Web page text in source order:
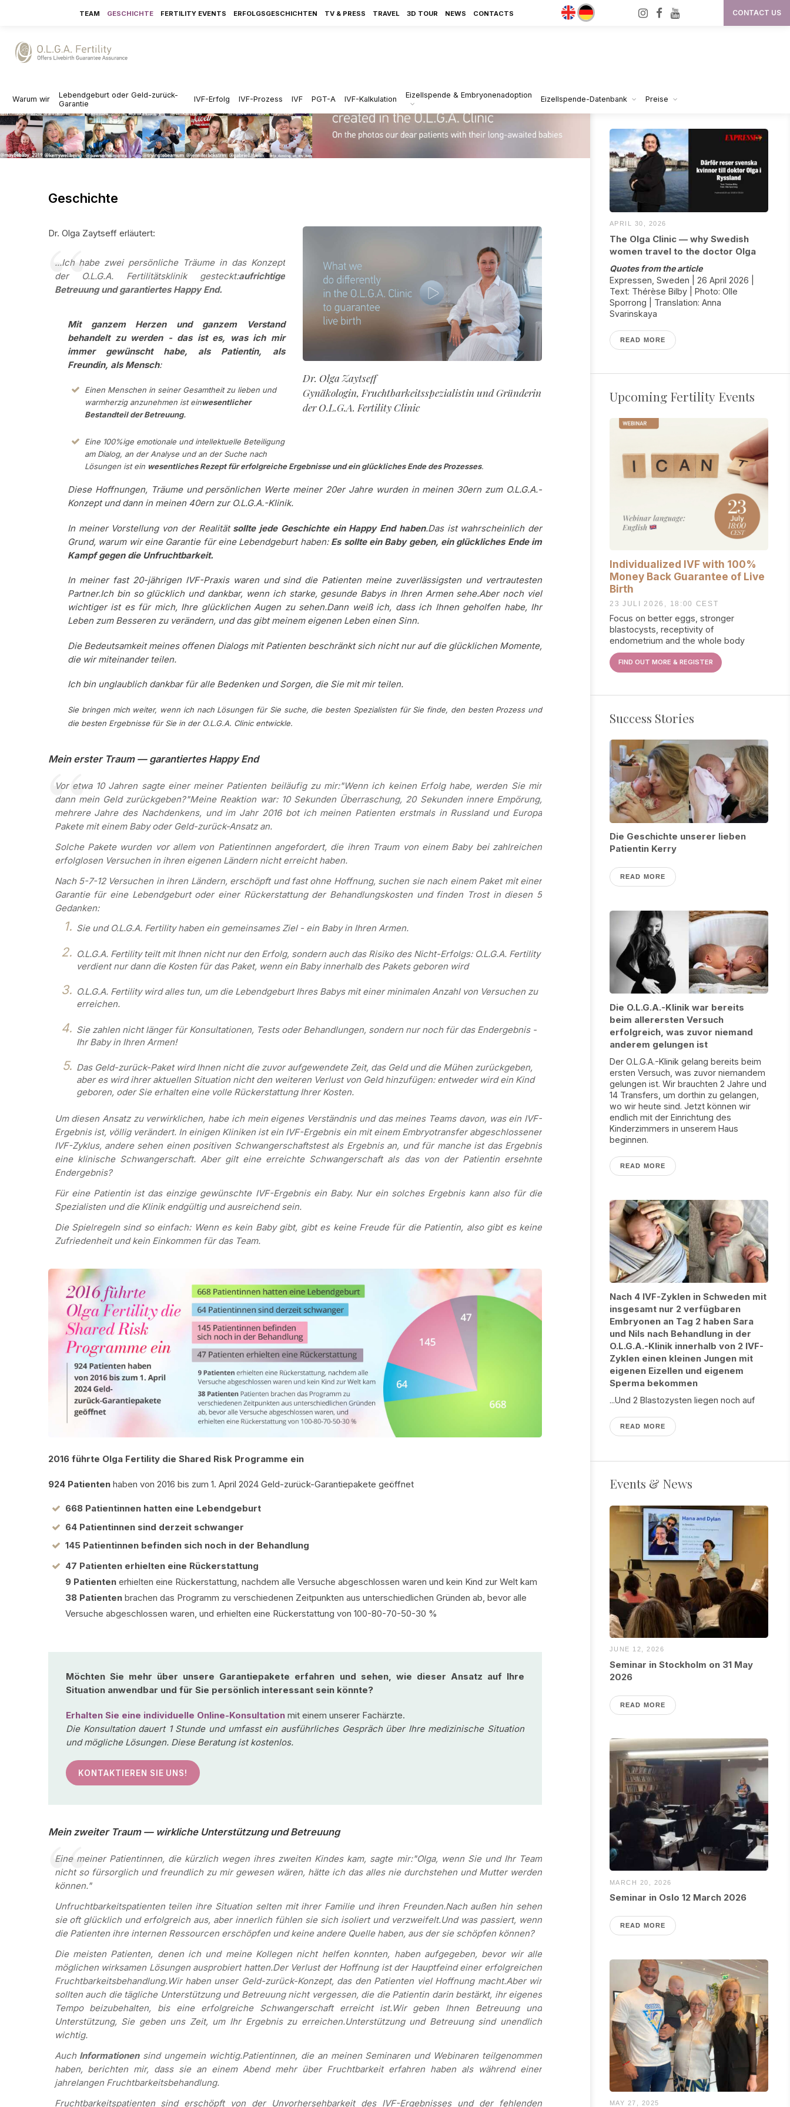
CONTACT US
I
m
F
TEAM GESCHICHTE FERTILITY EVENTS ERFOLGSGESCHICHTEN TV & PRESS TRAVEL 3D TOUR NEWS CONTACTS
Warum wir
Lebendgeburt oder Geld-zurück-
Garantie
IVF-Erfolg IVF-Prozess IVF PGT-A IVF-Kalkulation Eizellspende & Embryonenadoption Eizellspende-Datenbank Preise
Geschichte
Dr. Olga Zaytseff
Gynäkologin, Fruchtbarkeitsspezialistin und Gründerin
der O.L.G.A. Fertility Clinic
Dr. Olga Zaytseff erläutert:
...Ich habe zwei persönliche Träume in das Konzept
der O.L.G.A. Fertilitätsklinik gesteckt:aufrichtige
Betreuung und garantiertes Happy End.
Mit ganzem Herzen und ganzem Verstand
behandelt zu werden - das ist es, was ich mir
immer gewünscht habe, als Patientin, als
Freundin, als Mensch:
Einen Menschen in seiner Gesamtheit zu lieben und
warmherzig anzunehmen ist einwesentlicher
Bestandteil der Betreuung.
Eine 100%ige emotionale und intellektuelle Beteiligung
am Dialog, an der Analyse und an der Suche nach
Lösungen ist ein wesentliches Rezept für erfolgreiche Ergebnisse und ein glückliches Ende des Prozesses.
Diese Hoffnungen, Träume und persönlichen Werte meiner 20er Jahre wurden in meinen 30ern zum O.L.G.A.-
Konzept und dann in meinen 40ern zur O.L.G.A.-Klinik.
In meiner Vorstellung von der Realität sollte jede Geschichte ein Happy End haben.Das ist wahrscheinlich der
Grund, warum wir eine Garantie für eine Lebendgeburt haben: Es sollte ein Baby geben, ein glückliches Ende im
Kampf gegen die Unfruchtbarkeit.
In meiner fast 20-jährigen IVF-Praxis waren und sind die Patienten meine zuverlässigsten und vertrautesten
Partner.Ich bin so glücklich und dankbar, wenn ich starke, gesunde Babys in Ihren Armen sehe.Aber noch viel
wichtiger ist es für mich, Ihre glücklichen Augen zu sehen.Dann weiß ich, dass ich Ihnen geholfen habe, Ihr
Leben zum Besseren zu verändern, und das gibt meinem eigenen Leben einen Sinn.
Die Bedeutsamkeit meines offenen Dialogs mit Patienten beschränkt sich nicht nur auf die glücklichen Momente,
die wir miteinander teilen.
Ich bin unglaublich dankbar für alle Bedenken und Sorgen, die Sie mit mir teilen.
Sie bringen mich weiter, wenn ich nach Lösungen für Sie suche, die besten Spezialisten für Sie finde, den besten Prozess und
die besten Ergebnisse für Sie in der O.L.G.A. Clinic entwickle.
Mein erster Traum — garantiertes Happy End
Vor etwa 10 Jahren sagte einer meiner Patienten beiläufig zu mir:"Wenn ich keinen Erfolg habe, werden Sie mir
dann mein Geld zurückgeben?"Meine Reaktion war: 10 Sekunden Überraschung, 20 Sekunden innere Empörung,
mehrere Jahre des Nachdenkens, und im Jahr 2016 bot ich meinen Patienten erstmals in Russland und Europa
Pakete mit einem Baby oder Geld-zurück-Ansatz an.
Solche Pakete wurden vor allem von Patientinnen angefordert, die ihren Traum von einem Baby bei zahlreichen
erfolglosen Versuchen in ihren eigenen Ländern nicht erreicht haben.
Nach 5-7-12 Versuchen in ihren Ländern, erschöpft und fast ohne Hoffnung, suchen sie nach einem Paket mit einer
Garantie für eine Lebendgeburt oder einer Rückerstattung der Behandlungskosten und finden Trost in diesen 5
Gedanken:
Sie und O.L.G.A. Fertility haben ein gemeinsames Ziel - ein Baby in Ihren Armen.
O.L.G.A. Fertility teilt mit Ihnen nicht nur den Erfolg, sondern auch das Risiko des Nicht-Erfolgs: O.L.G.A. Fertility
verdient nur dann die Kosten für das Paket, wenn ein Baby innerhalb des Pakets geboren wird
O.L.G.A. Fertility wird alles tun, um die Lebendgeburt Ihres Babys mit einer minimalen Anzahl von Versuchen zu
erreichen.
Sie zahlen nicht länger für Konsultationen, Tests oder Behandlungen, sondern nur noch für das Endergebnis -
Ihr Baby in Ihren Armen!
Das Geld-zurück-Paket wird Ihnen nicht die zuvor aufgewendete Zeit, das Geld und die Mühen zurückgeben,
aber es wird ihrer aktuellen Situation nicht den weiteren Verlust von Geld hinzufügen: entweder wird ein Kind
geboren, oder Sie erhalten eine volle Rückerstattung Ihrer Kosten.
Um diesen Ansatz zu verwirklichen, habe ich mein eigenes Verständnis und das meines Teams davon, was ein IVF-
Ergebnis ist, völlig verändert. In einigen Kliniken ist ein IVF-Ergebnis ein mit einem Embryotransfer abgeschlossener
IVF-Zyklus, andere sehen einen positiven Schwangerschaftstest als Ergebnis an, und für manche ist das Ergebnis
eine klinische Schwangerschaft. Aber gilt eine erreichte Schwangerschaft als das von der Patientin ersehnte
Endergebnis?
Für eine Patientin ist das einzige gewünschte IVF-Ergebnis ein Baby. Nur ein solches Ergebnis kann also für die
Spezialisten und die Klinik endgültig und ausreichend sein.
Die Spielregeln sind so einfach: Wenn es kein Baby gibt, gibt es keine Freude für die Patientin, also gibt es keine
Zufriedenheit und kein Einkommen für das Team.
2016 führte Olga Fertility die Shared Risk Programme ein
924 Patienten haben von 2016 bis zum 1. April 2024 Geld-zurück-Garantiepakete geöffnet
668 Patientinnen hatten eine Lebendgeburt
64 Patientinnen sind derzeit schwanger
145 Patientinnen befinden sich noch in der Behandlung
47 Patienten erhielten eine Rückerstattung
9 Patientenerhielten eine Rückerstattung, nachdem alle Versuche abgeschlossen waren und kein Kind zur Welt kam
38 Patientenbrachen das Programm zu verschiedenen Zeitpunkten aus unterschiedlichen Gründen ab, bevor alle
Versuche abgeschlossen waren, und erhielten eine Rückerstattung von 100-80-70-50-30 %
Möchten Sie mehr über unsere Garantiepakete erfahren und sehen, wie dieser Ansatz auf Ihre
Situation anwendbar und für Sie persönlich interessant sein könnte?
Erhalten Sie eine individuelle Online-Konsultation mit einem unserer Fachärzte.
Die Konsultation dauert 1 Stunde und umfasst ein ausführliches Gespräch über Ihre medizinische Situation
und mögliche Lösungen. Diese Beratung ist kostenlos.
KONTAKTIEREN SIE UNS!
Mein zweiter Traum — wirkliche Unterstützung und Betreuung
Eine meiner Patientinnen, die kürzlich wegen ihres zweiten Kindes kam, sagte mir:"Olga, wenn Sie und Ihr Team
nicht so fürsorglich und freundlich zu mir gewesen wären, hätte ich das alles nie durchstehen und Mutter werden
können."
Unfruchtbarkeitspatienten teilen ihre Situation selten mit ihrer Familie und ihren Freunden.Nach außen hin sehen
sie oft glücklich und erfolgreich aus, aber innerlich fühlen sie sich isoliert und verzweifelt.Und was passiert, wenn
die Patienten ihre internen Ressourcen erschöpfen und keine andere Quelle haben, aus der sie schöpfen können?
Die meisten Patienten, denen ich und meine Kollegen nicht helfen konnten, haben aufgegeben, bevor wir alle
möglichen wirksamen Lösungen ausprobiert hatten.Der Verlust der Hoffnung ist der Hauptfeind einer erfolgreichen
Fruchtbarkeitsbehandlung.Wir haben unser Geld-zurück-Konzept, das den Patienten viel Hoffnung macht.Aber wir
sollten auch die tägliche Unterstützung und Betreuung nicht vergessen, die die Patientin darin bestärkt, ihr eigenes
Tempo beizubehalten, bis eine erfolgreiche Schwangerschaft erreicht ist.Wir geben Ihnen Betreuung und
Unterstützung, Sie geben uns Zeit, um Ihr Ergebnis zu erreichen.Unterstützung und Betreuung sind unendlich
wichtig.
Auch Informationen sind ungemein wichtig.Patientinnen, die an meinen Seminaren und Webinaren teilgenommen
haben, berichten mir, dass sie an einem Abend mehr über Fruchtbarkeit erfahren haben als während einer
jahrelangen Fruchtbarkeitsbehandlung.
Fruchtbarkeitspatienten sind erschöpft von der Unvorhersehbarkeit des IVF-Ergebnisses und der fehlenden
Media & Press
APRIL 30, 2026
The Olga Clinic — why Swedish
women travel to the doctor Olga
Quotes from the article
Expressen, Sweden | 26 April 2026 |
Text: Thérèse Bilby | Photo: Olle
Sporrong | Translation: Anna
Svarinskaya
READ MORE
Upcoming Fertility Events
Individualized IVF with 100%
Money Back Guarantee of Live
Birth
23 JULI 2026, 18:00 CEST
Focus on better eggs, stronger
blastocysts, receptivity of
endometrium and the whole body
FIND OUT MORE & REGISTER
Success Stories
Die Geschichte unserer lieben
Patientin Kerry
READ MORE
Die O.L.G.A.-Klinik war bereits
beim allerersten Versuch
erfolgreich, was zuvor niemand
anderem gelungen ist
Der O.L.G.A.-Klinik gelang bereits beim
ersten Versuch, was zuvor niemandem
gelungen ist. Wir brauchten 2 Jahre und
14 Transfers, um dorthin zu gelangen,
wo wir heute sind. Jetzt können wir
endlich mit der Einrichtung des
Kinderzimmers in unserem Haus
beginnen.
READ MORE
Nach 4 IVF-Zyklen in Schweden mit
insgesamt nur 2 verfügbaren
Embryonen an Tag 2 haben Sara
und Nils nach Behandlung in der
O.L.G.A.-Klinik innerhalb von 2 IVF-
Zyklen einen kleinen Jungen mit
eigenen Eizellen und eigenem
Sperma bekommen
...Und 2 Blastozysten liegen noch auf
READ MORE
Events & News
JUNE 12, 2026
Seminar in Stockholm on 31 May
2026
READ MORE
MARCH 20, 2026
Seminar in Oslo 12 March 2026
READ MORE
MAY 27, 2025